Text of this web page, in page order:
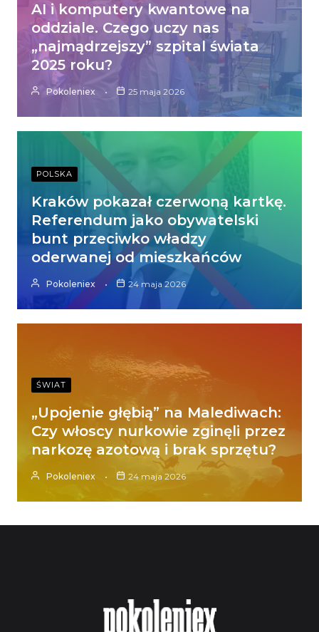
AI i komputery kwantowe na
oddziale. Czego uczy nas
„najmądrzejszy” szpital świata
2025 roku?
Pokoleniex 25 maja 2026
POLSKA
Kraków pokazał czerwoną kartkę.
Referendum jako obywatelski
bunt przeciwko władzy
oderwanej od mieszkańców
Pokoleniex 24 maja 2026
ŚWIAT
„Upojenie głębią” na Malediwach:
Czy włoscy nurkowie zginęli przez
narkozę azotową i brak sprzętu?
Pokoleniex 24 maja 2026